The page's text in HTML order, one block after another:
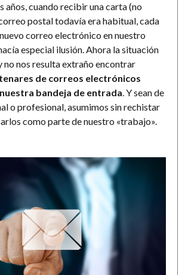
años, cuando recibir una carta (no
postal todavía era habitual, cada
correo electrónico en nuestro
especial ilusión. Ahora la situación
no nos resulta extraño encontrar
de correos electrónicos
bandeja de entrada. Y sean de
o profesional, asumimos sin rechistar
como parte de nuestro «trabajo».